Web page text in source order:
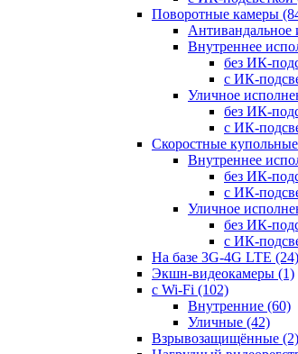
Поворотные камеры
Антивандальное
Внутреннее
без ИК-
с ИК-
Уличное
без ИК-
с ИК-
Скоростные купольные
Внутреннее
без ИК-
с ИК-
Уличное
без ИК-
с ИК-
На базе 3G-4G LTE (24)
Экшн-видеокамеры (1)
с Wi-Fi (102)
Внутренние (60)
Уличные (42)
Взрывозащищённые (2)